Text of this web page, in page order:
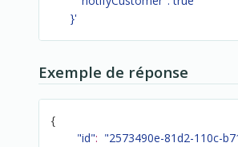
      }'
Exemple de réponse
{
"id": "2573490e-81d2-110c-